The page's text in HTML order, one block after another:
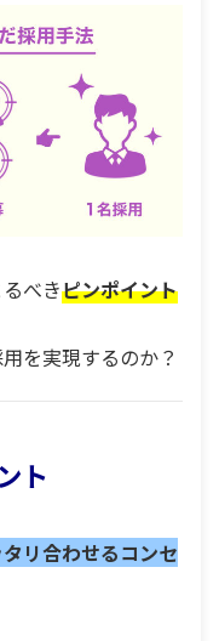
べきピンポイント
を実現するのか？
ト
リ合わせるコンセ